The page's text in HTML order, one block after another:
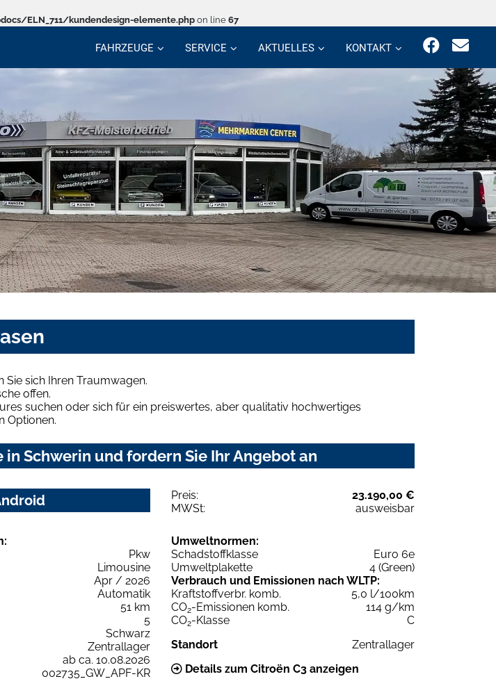
ELN_711/kundendesign-elemente.php on line 67
FAHRZEUGE SERVICE AKTUELLES KONTAKT
Sie sich Ihren Traumwagen.
offen.
suchen oder sich für ein preiswertes, aber qualitativ hochwertiges
Optionen.
Schwerin und fordern Sie Ihr Angebot an
Preis:
23.190,00 €
MWSt:
ausweisbar
Pkw
Limousine
Apr / 2026
Automatik
51 km
5
Schwarz
Zentrallager
ab ca. 10.08.2026
002735_GW_APF-KR
Umweltnormen:
Schadstoffklasse
Euro 6e
Umweltplakette
4 (Green)
Verbrauch und Emissionen nach WLTP:
Kraftstoffverbr. komb.
5,0 l/100km
CO2-Emissionen komb.
114 g/km
CO2-Klasse
C
Standort
Zentrallager
Details zum Citroën C3 anzeigen